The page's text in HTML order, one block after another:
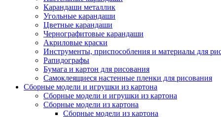
Карандаши металлик
Угольные карандаши
Цветные карандаши
Чернографитовые карандаши
Акриловые краски
Инструменты, приспособления и материалы для
Рапидографы
Бумага и картон для рисования
Самоклеящиеся настенные пленки для рисования
Сборные модели и игрушки из картона
Сборные модели и игрушки из картона
Сборные модели из картона
Сборные модели из картона